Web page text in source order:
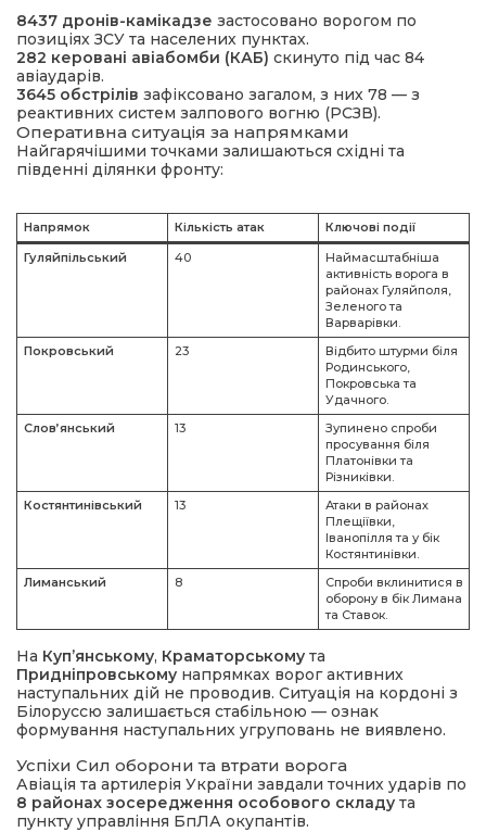
8437 дронів-камікадзе застосовано ворогом по
позиціях ЗСУ та населених пунктах.
282 керовані авіабомби (КАБ) скинуто під час 84
авіаударів.
3645 обстрілів зафіксовано загалом, з них 78 — з
реактивних систем залпового вогню (РСЗВ).
Оперативна ситуація за напрямками
Найгарячішими точками залишаються східні та
південні ділянки фронту:
Напрямок Кількість атак
Ключові події
Гуляйпільський
40
Наймасштабніша
активність ворога в
районах Гуляйполя,
Зеленого та
Варварівки.
Покровський
23
Відбито штурми біля
Родинського,
Покровська та
Удачного.
Слов’янський
13
Зупинено спроби
просування біля
Платонівки та
Різниківки.
Костянтинівський
13
Атаки в районах
Плещіївки,
Іванопілля та у бік
Костянтинівки.
Лиманський
8
Спроби вклинитися в
оборону в бік Лимана
та Ставок.
На Куп’янському, Краматорському та
Придніпровському напрямках ворог активних
наступальних дій не проводив. Ситуація на кордоні з
Білоруссю залишається стабільною — ознак
формування наступальних угруповань не виявлено.
Успіхи Сил оборони та втрати ворога
Авіація та артилерія України завдали точних ударів по
8 районах зосередження особового складу та
пункту управління БпЛА окупантів.